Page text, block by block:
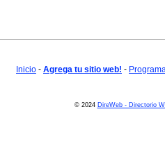
Inicio - Agrega tu sitio web! -
© 2024 DireWeb - Directorio